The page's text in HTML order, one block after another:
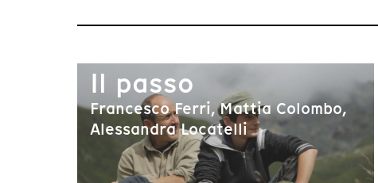
Il passo
Francesco Ferri, Mattia Colombo,
Alessandra Locatelli